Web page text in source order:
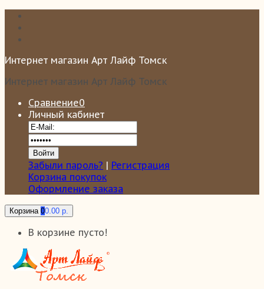
Интернет магазин Арт Лайф Томск
Интернет магазин Арт Лайф Томск
Сравнение0
Личный кабинет
Забыли пароль? | Регистрация
Корзина покупок
Оформление заказа
Корзина 00.00 р.
В корзине пусто!